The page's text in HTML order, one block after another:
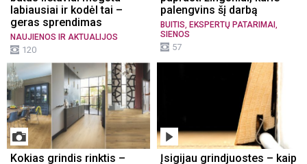
labiausiai ir kodėl tai –
geras sprendimas
NAUJIENOS IR AKTUALIJOS
120
palengvins šį darbą
BUITIS, EKSPERTŲ PATARIMAI ,
SIENOS
57
Kokias grindis rinktis –
Įsigijau grindjuostes – kaip